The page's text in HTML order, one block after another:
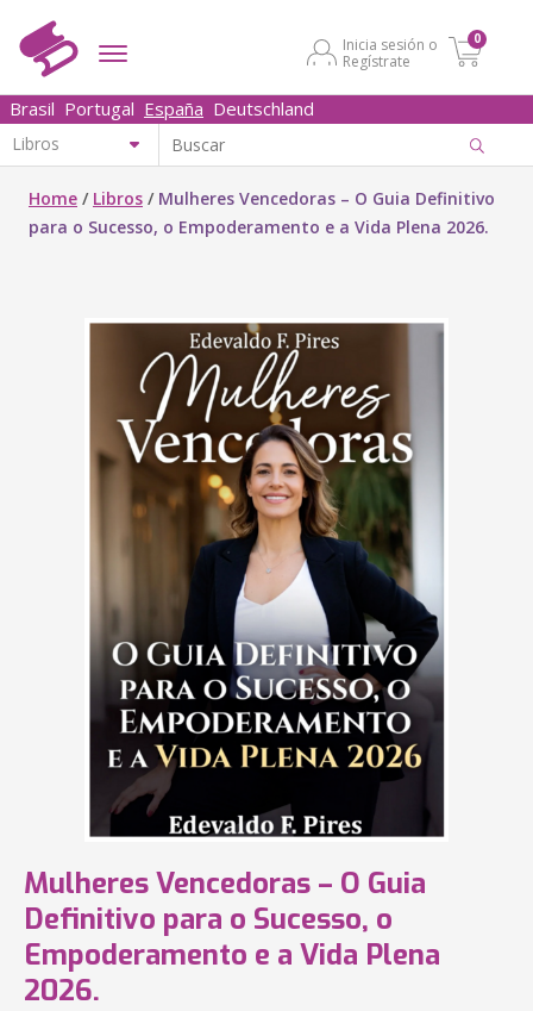
Inicia sesión o
Regístrate
0
Brasil Portugal España Deutschland
Home / Libros / Mulheres Vencedoras – O Guia Definitivo
para o Sucesso, o Empoderamento e a Vida Plena 2026.
Mulheres Vencedoras – O Guia
Definitivo para o Sucesso, o
Empoderamento e a Vida Plena
2026.